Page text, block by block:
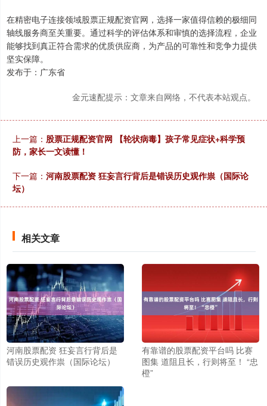
在精密电子连接领域股票正规配资官网，选择一家值得信赖的极细同
轴线服务商至关重要。通过科学的评估体系和审慎的选择流程，企业
能够找到真正符合需求的优质供应商，为产品的可靠性和竞争力提供
坚实保障。
发布于：广东省
金元速配提示：文章来自网络，不代表本站观点。
上一篇： 股票正规配资官网 【轮状病毒】孩子常见症状+科学预
防，家长一文读懂！
下一篇： 河南股票配资 狂妄言行背后是错误历史观作祟（国际论
坛）
相关文章
河南股票配资 狂妄言行背后是
错误历史观作祟（国际论坛）
有靠谱的股票配资平台吗 比赛
图集 道阻且长，行则将至！ “忠
橙”